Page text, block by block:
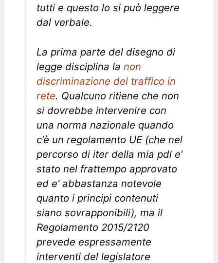
tutti e questo lo si può leggere
dal verbale.
La prima parte del disegno di
legge disciplina la non
discriminazione del traffico in
rete. Qualcuno ritiene che non
si dovrebbe intervenire con
una norma nazionale quando
c’è un regolamento UE (che nel
percorso di iter della mia pdl e’
stato nel frattempo approvato
ed e’ abbastanza notevole
quanto i principi contenuti
siano sovrapponibili), ma il
Regolamento 2015/2120
prevede espressamente
interventi del legislatore